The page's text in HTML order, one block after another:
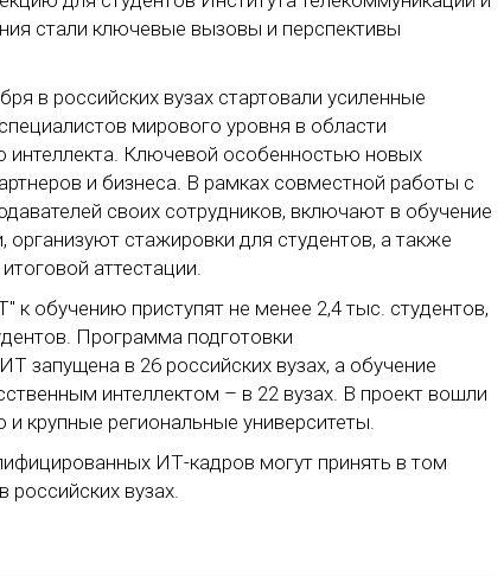
стали ключевые вызовы и перспективы
в российских вузах стартовали усиленные
мирового уровня в области
интеллекта. Ключевой особенностью новых
и бизнеса. В рамках совместной работы с
своих сотрудников, включают в обучение
стажировки для студентов, а также
аттестации.
обучению приступят не менее 2,4 тыс. студентов,
Программа подготовки
запущена в 26 российских вузах, а обучение
интеллектом – в 22 вузах. В проект вошли
крупные региональные университеты.
ИТ-кадров могут принять в том
вузах.